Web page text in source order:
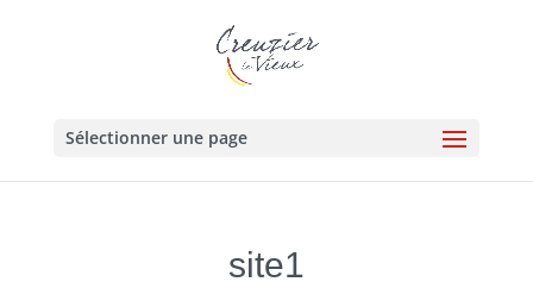
Sélectionner une page
site1